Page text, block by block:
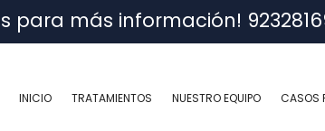
para más información!
INICIO TRATAMIENTOS NUESTRO EQUIPO CASOS